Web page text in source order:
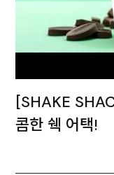
[SHAKE
콤한 쉑 어택!